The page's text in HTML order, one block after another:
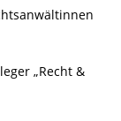
„Recht &